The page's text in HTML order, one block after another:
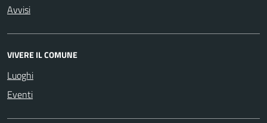
Avvisi
VIVERE IL COMUNE
Luoghi
Eventi